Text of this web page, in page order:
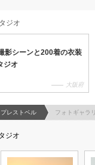
ジオ
影シーンと200着の衣装
ジオ
大阪府
プレストベル フォトギャラ
ジオ